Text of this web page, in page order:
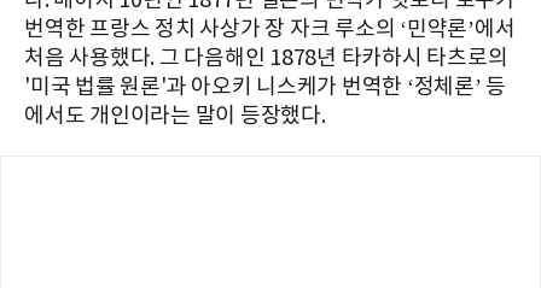
번역한 프랑스 정치 사상가 장 자크 루소의 ‘민약론’에서
처음 사용했다. 그 다음해인 1878년 타카하시 타츠로의
'미국 법률 원론'과 아오키 니스케가 번역한 ‘정체론’ 등
에서도 개인이라는 말이 등장했다.